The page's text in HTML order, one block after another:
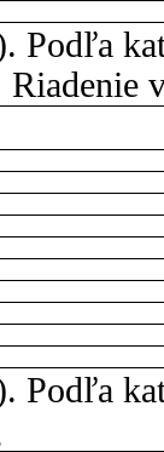
Podľa
Podľa